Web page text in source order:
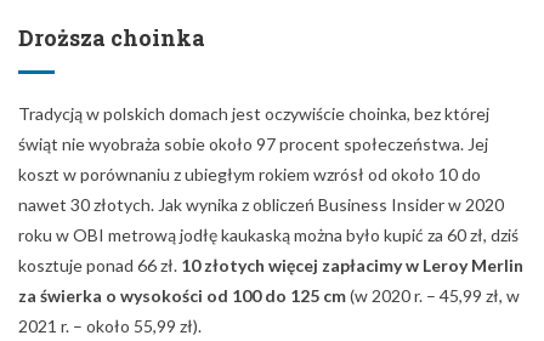
Droższa choinka
Tradycją w polskich domach jest oczywiście choinka, bez której
świąt nie wyobraża sobie około 97 procent społeczeństwa. Jej
koszt w porównaniu z ubiegłym rokiem wzrósł od około 10 do
nawet 30 złotych. Jak wynika z obliczeń Business Insider w 2020
roku w OBI metrową jodłę kaukaską można było kupić za 60 zł, dziś
kosztuje ponad 66 zł. 10 złotych więcej zapłacimy w Leroy Merlin
za świerka o wysokości od 100 do 125 cm(w 2020 r. – 45,99 zł, w
2021 r. – około 55,99 zł).